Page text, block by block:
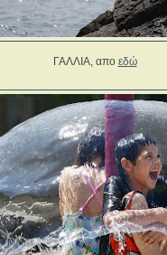
ΓΑΛΛΙΑ, απο εδώ